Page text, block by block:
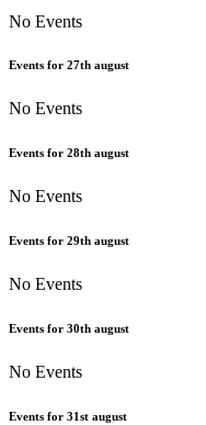
No Events
Events for 27th august
No Events
Events for 28th august
No Events
Events for 29th august
No Events
Events for 30th august
No Events
Events for 31st august